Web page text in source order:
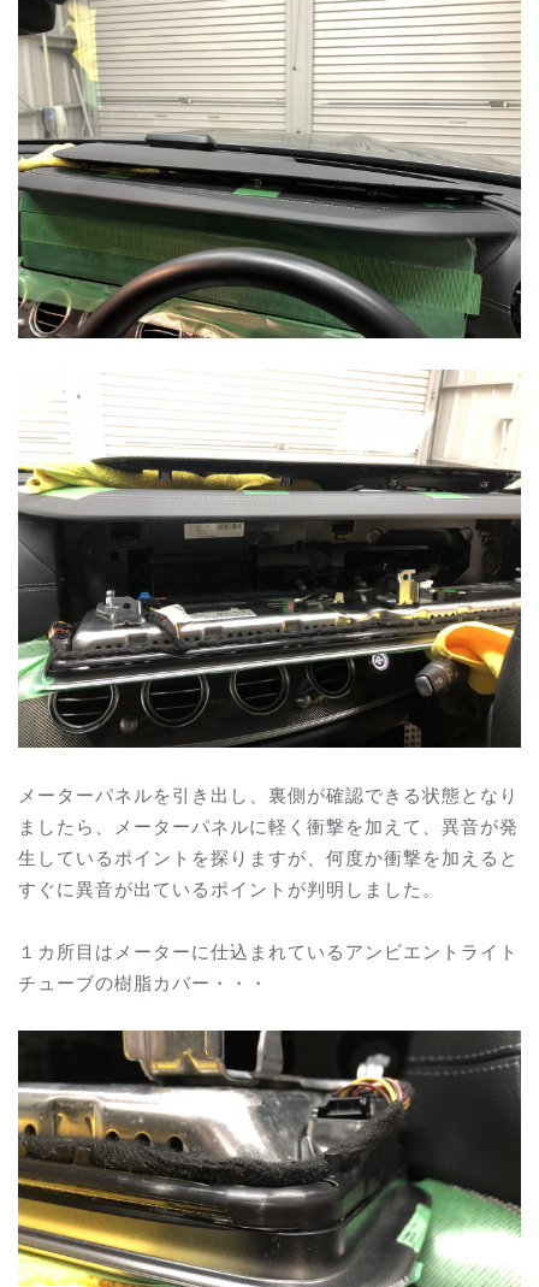
メーターパネルを引き出し、裏側が確認できる状態となり
ましたら、メーターパネルに軽く衝撃を加えて、異音が発
生しているポイントを探りますが、何度か衝撃を加えると
すぐに異音が出ているポイントが判明しました。
１カ所目はメーターに仕込まれているアンビエントライト
チューブの樹脂カバー・・・